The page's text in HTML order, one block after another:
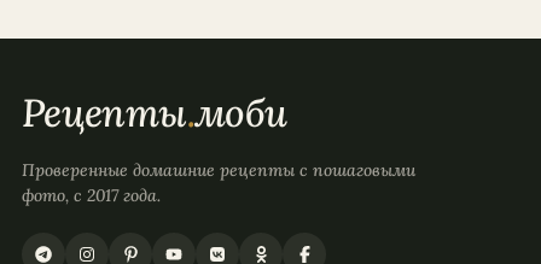
Рецепты.моби
Проверенные домашние рецепты с пошаговыми
фото, с 2017 года.